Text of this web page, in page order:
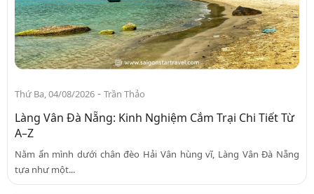
Thứ Ba, 04/08/2026 - Trần Thảo
Làng Vân Đà Nẵng: Kinh Nghiệm Cắm Trại Chi Tiết Từ
A–Z
Nằm ẩn mình dưới chân đèo Hải Vân hùng vĩ, Làng Vân Đà Nẵng
tựa như một...